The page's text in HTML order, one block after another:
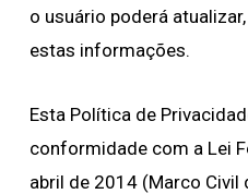
o usuário poderá
estas informações.
Esta Política de
conformidade com a Lei
abril de 2014 (Marco Civil